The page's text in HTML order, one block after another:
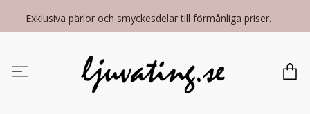
Exklusiva pärlor och smyckesdelar till förmånliga priser.